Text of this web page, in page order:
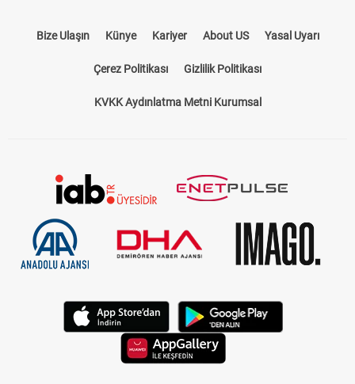
Bize Ulaşın Künye Kariyer About US Yasal Uyarı
Çerez Politikası Gizlilik Politikası
KVKK Aydınlatma Metni Kurumsal